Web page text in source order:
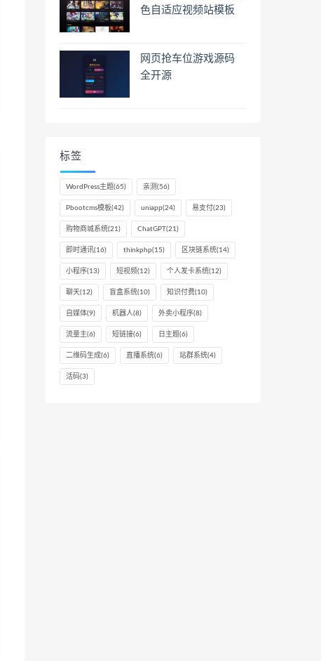
色自适应视频站模板
网页抢车位游戏源码
全开源
标签
WordPress主题(65) 亲测 (56)
Pbootcms模板(42) uniapp(24) 易支付(23)
购物商城系统(21) ChatGPT(21)
即时通讯(16) thinkphp(15) 区块链系统(14)
小程序(13) 短视频(12) 个人发卡系统(12)
聊天(12) 盲盒系统(10) 知识付费(10)
自媒体(9) 机器人(8) 外卖小程序(8)
流量主(6) 短链接(6) 日主题(6)
二维码生成(6) 直播系统(6) 站群系统(4)
活码(3)